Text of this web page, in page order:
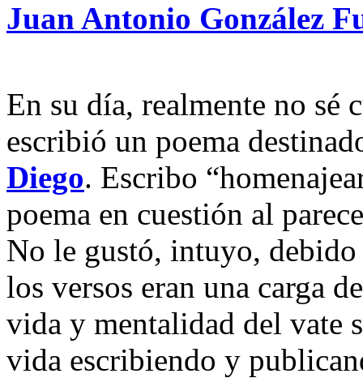
Juan Antonio González
En su día, realmente no sé
escribió un poema
Diego. Escribo
poema en cuestión al
No le gustó, intuyo,
los versos eran una carga
vida y mentalidad del vate
vida escribiendo y